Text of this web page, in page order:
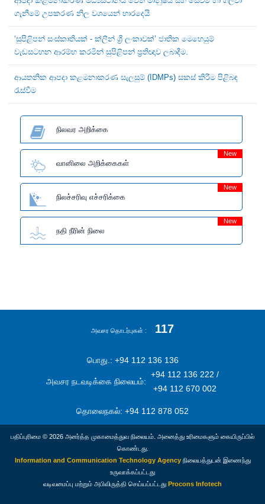
ගැනීමේ උපකරණ නිල වශයෙන් භාරදෙයි
‘සුපිළිපන් සංස්කෘතියක් - ක්ලීන් ශ්‍රී ලංකාවක්’ ජාතික මෙහෙයුම්
වැඩසටහන ආරම්භ කරමින් සුපිළිපන් ප්‍රතිඥාව ලබාදීම.
ආයතනික ආපදා කළමනාකරණ සැලසුම් (IDMPs) සකස් කිරීම පිළිබඳ
රැස්වීම
நிலவர அறிக்கை
வானிலை அறிக்கைகள்
New
நிலச்சரிவு எச்சரிக்கை
New
நதி நீரின் நிலை
New
அவசர தொடர்புகள் 117
பொது.: +94 112 136 136
அவசர நடவடிக்கை நிலையம்:
+94 112 136 222 /
+94 112 670 002
தொலைநகல்: +94 112 878 052
பதிப்புரிமை © 2026 அனர்த்த முகாமைத்துவ நிலையம். அனைத்து உரிமைகளும் கையிருப்பில்
கொண்டது.
Information and Communication Technology Agencyநிலையத்துடன் இணைந்து
உருவாக்கப்பட்டது
வடிவமைப்பு மற்றும் அபிவிருத்தி செய்யப்பட்டது Procons Infotech